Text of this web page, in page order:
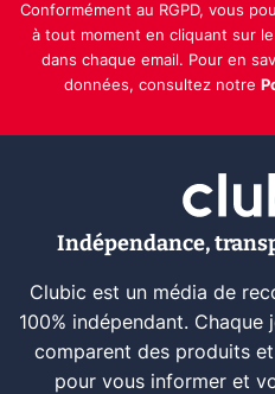
Conformément au RGPD, vous
à tout moment en cliquant sur
dans chaque email. Pour en
données, consultez notre
Indépendance,
Clubic est un média de
100% indépendant.
comparent des produits
pour vous informer et